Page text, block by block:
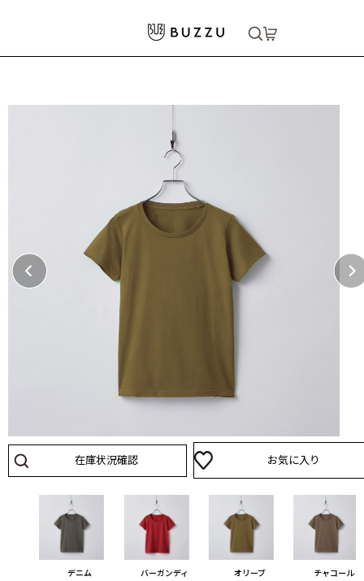
5.6oz ヘビーウェイトTシャツ（レディース）
在庫状況確認 お気に入り
デニム バーガンディ オリーブ チャコール